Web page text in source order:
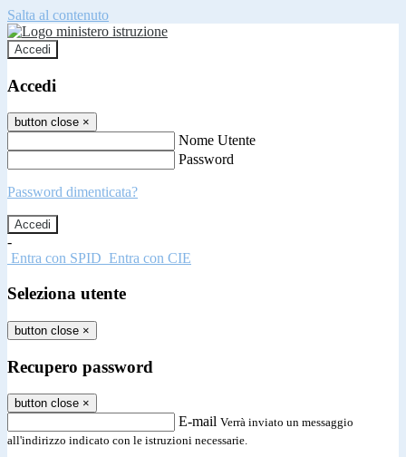
Salta al contenuto
Accedi
Accedi
button close ×
Nome Utente
Password
Password dimenticata?
-
Entra con SPID Entra con CIE
Seleziona utente
button close ×
Recupero password
button close ×
E-mail Verrà inviato un messaggio
all'indirizzo indicato con le istruzioni necessarie.